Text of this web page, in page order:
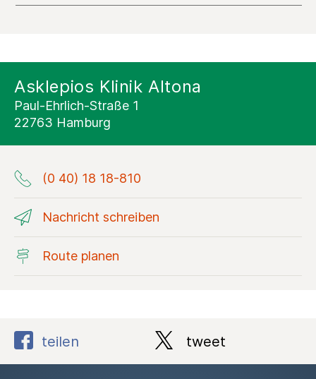
Asklepios Klinik Altona
Paul-Ehrlich-Straße 1
22763 Hamburg
(0 40) 18 18-810
Nachricht schreiben
Route planen
teilen tweet